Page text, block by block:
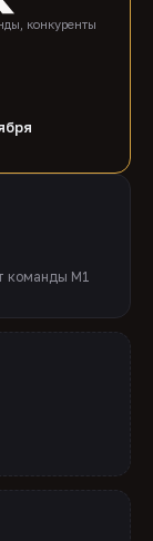
конкуренты
команды M1